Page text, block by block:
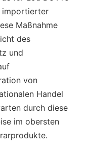
importierter
Maßnahme
des
und
von
Handel
durch diese
im obersten